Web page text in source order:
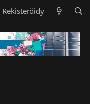
Rekisteröidy